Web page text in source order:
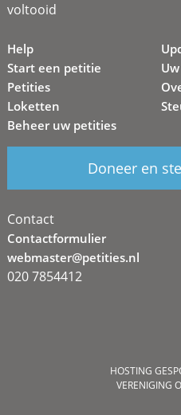
voltooid
Help
Start een petitie
Petities
Loketten
Beheer uw petities
Doneer en
Contact
Contactformulier
webmaster@petities.nl
020 7854412
HOSTING
VERENIGING